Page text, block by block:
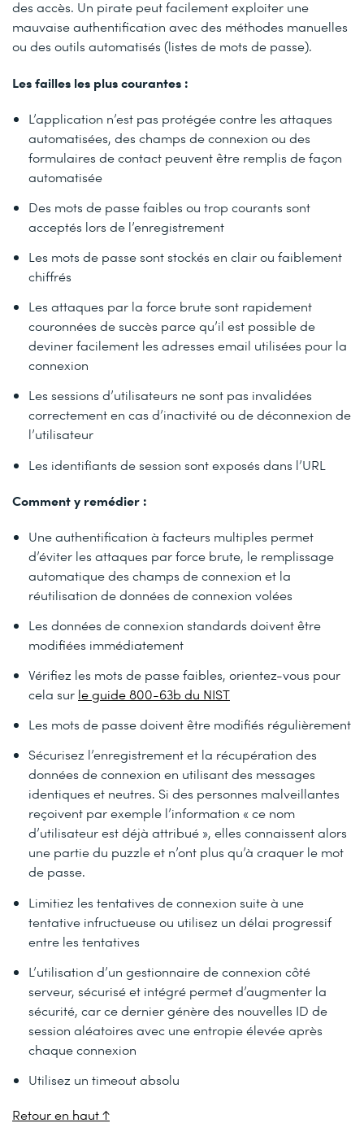
des accès. Un pirate peut facilement exploiter une
mauvaise authentification avec des méthodes manuelles
ou des outils automatisés (listes de mots de passe).
Les failles les plus courantes :
L’application n’est pas protégée contre les attaques
automatisées, des champs de connexion ou des
formulaires de contact peuvent être remplis de façon
automatisée
Des mots de passe faibles ou trop courants sont
acceptés lors de l’enregistrement
Les mots de passe sont stockés en clair ou faiblement
chiffrés
Les attaques par la force brute sont rapidement
couronnées de succès parce qu’il est possible de
deviner facilement les adresses email utilisées pour la
connexion
Les sessions d’utilisateurs ne sont pas invalidées
correctement en cas d’inactivité ou de déconnexion de
l’utilisateur
Les identifiants de session sont exposés dans l’URL
Comment y remédier :
Une authentification à facteurs multiples permet
d’éviter les attaques par force brute, le remplissage
automatique des champs de connexion et la
réutilisation de données de connexion volées
Les données de connexion standards doivent être
modifiées immédiatement
Vérifiez les mots de passe faibles, orientez-vous pour
cela sur le guide 800-63b du NIST
Les mots de passe doivent être modifiés régulièrement
Sécurisez l’enregistrement et la récupération des
données de connexion en utilisant des messages
identiques et neutres. Si des personnes malveillantes
reçoivent par exemple l’information « ce nom
d’utilisateur est déjà attribué », elles connaissent alors
une partie du puzzle et n’ont plus qu’à craquer le mot
de passe.
Limitiez les tentatives de connexion suite à une
tentative infructueuse ou utilisez un délai progressif
entre les tentatives
L’utilisation d’un gestionnaire de connexion côté
serveur, sécurisé et intégré permet d’augmenter la
sécurité, car ce dernier génère des nouvelles ID de
session aléatoires avec une entropie élevée après
chaque connexion
Utilisez un timeout absolu
Retour en haut ↑